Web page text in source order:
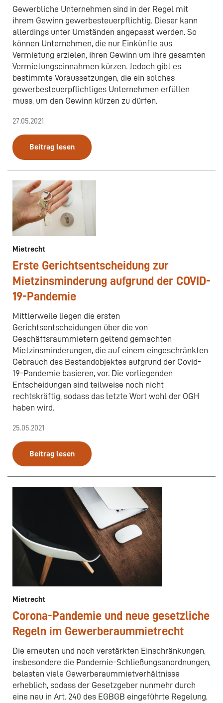
Gewerbliche Unternehmen sind in der Regel mit
ihrem Gewinn gewerbesteuerpflichtig. Dieser kann
allerdings unter Umständen angepasst werden. So
können Unternehmen, die nur Einkünfte aus
Vermietung erzielen, ihren Gewinn um ihre gesamten
Vermietungseinnahmen kürzen. Jedoch gibt es
bestimmte Voraussetzungen, die ein solches
gewerbesteuerpflichtiges Unternehmen erfüllen
muss, um den Gewinn kürzen zu dürfen.
27.05.2021
Beitrag lesen
Mietrecht
Erste Gerichtsentscheidung zur
Mietzinsminderung aufgrund der COVID-
19-Pandemie
Mittlerweile liegen die ersten
Gerichtsentscheidungen über die von
Geschäftsraummietern geltend gemachten
Mietzinsminderungen, die auf einem eingeschränkten
Gebrauch des Bestandobjektes aufgrund der Covid-
19-Pandemie basieren, vor. Die vorliegenden
Entscheidungen sind teilweise noch nicht
rechtskräftig, sodass das letzte Wort wohl der OGH
haben wird.
25.05.2021
Beitrag lesen
Mietrecht
Corona-Pandemie und neue gesetzliche
Regeln im Gewerberaummietrecht
Die erneuten und noch verstärkten Einschränkungen,
insbesondere die Pandemie-Schließungsanordnungen,
belasten viele Gewerberaummietverhältnisse
erheblich, sodass der Gesetzgeber nunmehr durch
eine neu in Art. 240 des EGBGB eingeführte Regelung,